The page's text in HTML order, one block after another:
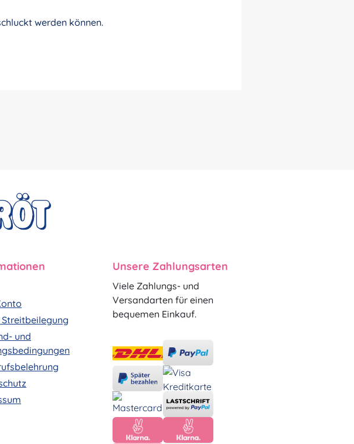
werden können.
Streitbeilegung
und
Unsere Zahlungsarten
Viele Zahlungs- und
Versandarten für einen
bequemen Einkauf.